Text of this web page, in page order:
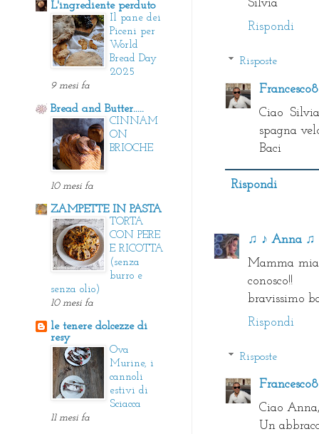
Silvia
Rispondi
Risposte
Ciao
spagna
Baci
Rispondi
♫ ♪ Anna ♫
Mamma mia
conosco!!
bravissimo
Rispondi
Risposte
Ciao
Un
L'ingrediente perduto
Il pane dei
Piceni per
World
Bread Day
2025
9 mesi fa
Bread and Butter.....
CINNAM
ON
BRIOCHE
10 mesi fa
ZAMPETTE IN PASTA
TORTA
CON PERE
E RICOTTA
(senza
burro e
senza olio)
10 mesi fa
le tenere dolcezze di
resy
Ova
Murine, i
cannoli
estivi di
Sciacca
11 mesi fa